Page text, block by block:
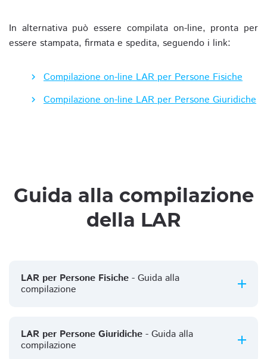
In alternativa può essere compilata on-line, pronta per
essere stampata, firmata e spedita, seguendo i link:
Compilazione on-line LAR per Persone Fisiche
Compilazione on-line LAR per Persone Giuridiche
Guida alla compilazione
della LAR
LAR per Persone Fisiche - Guida alla
compilazione
LAR per Persone Giuridiche - Guida alla
compilazione